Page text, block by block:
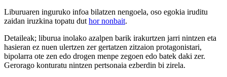
Liburuaren inguruko infoa bilatzen nengoela, oso egokia iruditu
zaidan iruzkina topatu dut hor nonbait.
Detaileak; liburua inolako azalpen barik irakurtzen jarri nintzen eta
hasieran ez nuen ulertzen zer gertatzen zitzaion protagonistari,
bipolarra ote zen edo drogen menpe zegoen edo batek daki zer.
Gerorago konturatu nintzen pertsonaia ezberdin bi zirela.